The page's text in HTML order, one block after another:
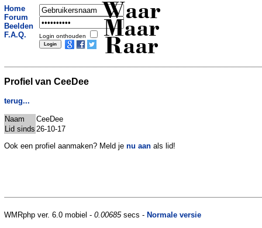
Home
Forum
Beelden
F.A.Q.
Login onthouden
Waar
Maar
Raar
Profiel van CeeDee
terug...
Naam
CeeDee
Lid sinds 26-10-17
Ook een profiel aanmaken? Meld je nu aan als lid!
WMRphp ver. 6.0 mobiel - 0.00685secs - Normale versie